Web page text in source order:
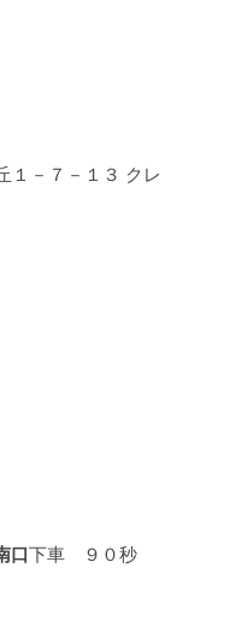
１－７－１３ クレ
口下車 ９０秒